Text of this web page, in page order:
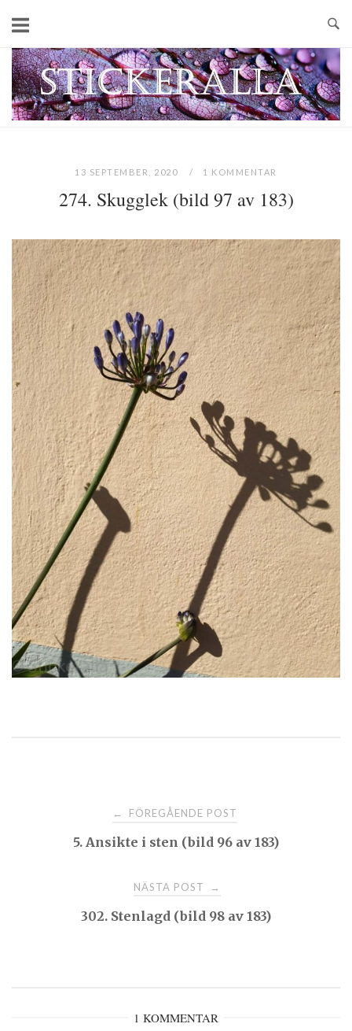
content
Home
13 SEPTEMBER, 2020 1 KOMMENTAR
274. Skugglek (bild 97 av 183)
navigation
← FÖREGÅENDE POST
5. Ansikte i sten (bild 96 av 183)
NÄSTA POST →
302. Stenlagd (bild 98 av 183)
1 KOMMENTAR